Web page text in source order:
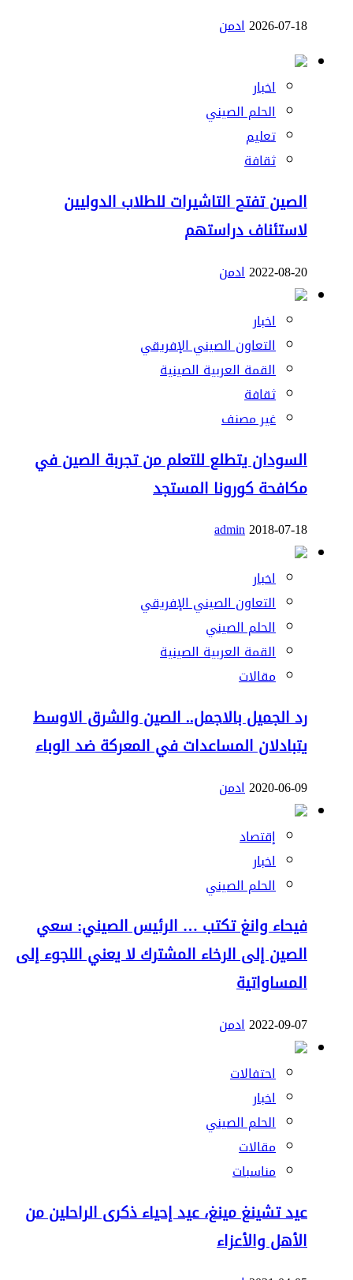
2026-07-18ادمن
اخبار
الحلم الصيني
تعليم
ثقافة
الصين تفتح التاشيرات للطلاب الدوليين
لاستئناف دراستهم
2022-08-20ادمن
اخبار
التعاون الصيني الإفريقي
القمة العربية الصينية
ثقافة
غير مصنف
السودان يتطلع للتعلم من تجربة الصين في
مكافحة كورونا المستجد
2018-07-18
admin
اخبار
التعاون الصيني الإفريقي
الحلم الصيني
القمة العربية الصينية
مقالات
رد الجميل بالاجمل.. الصين والشرق الاوسط
يتبادلان المساعدات في المعركة ضد الوباء
2020-06-09ادمن
إقتصاد
اخبار
الحلم الصيني
فيحاء وانغ تكتب … الرئيس الصيني: سعي
الصين إلى الرخاء المشترك لا يعني اللجوء إلى
المساواتية
2022-09-07ادمن
احتفالات
اخبار
الحلم الصيني
مقالات
مناسبات
عيد تشينغ مينغ، عيد إحياء ذكرى الراحلين من
الأهل والأعزاء